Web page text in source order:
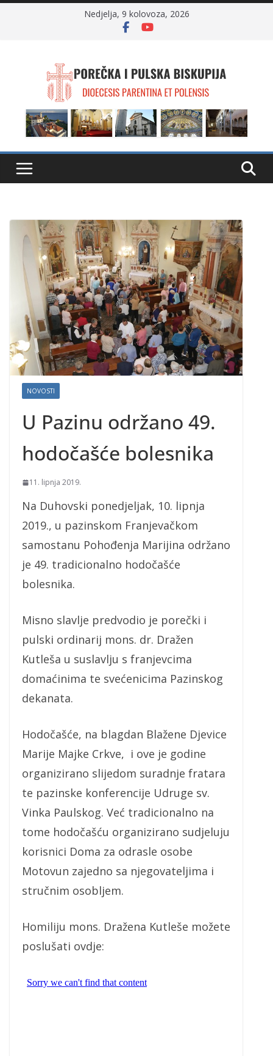
Nedjelja, 9 kolovoza, 2026
NOVOSTI
U Pazinu održano 49.
hodočašće bolesnika
11. lipnja 2019.
Na Duhovski ponedjeljak, 10. lipnja
2019., u pazinskom Franjevačkom
samostanu Pohođenja Marijina održano
je 49. tradicionalno hodočašće
bolesnika.
Misno slavlje predvodio je porečki i
pulski ordinarij mons. dr. Dražen
Kutleša u suslavlju s franjevcima
domaćinima te svećenicima Pazinskog
dekanata.
Hodočašće, na blagdan Blažene Djevice
Marije Majke Crkve, i ove je godine
organizirano slijedom suradnje fratara
te pazinske konferencije Udruge sv.
Vinka Paulskog. Već tradicionalno na
tome hodočašću organizirano sudjeluju
korisnici Doma za odrasle osobe
Motovun zajedno sa njegovateljima i
stručnim osobljem.
Homiliju mons. Dražena Kutleše možete
poslušati ovdje: